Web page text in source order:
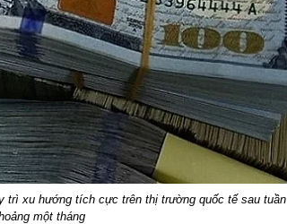
trì xu hướng tích cực trên thị trường quốc tế sau
một tháng